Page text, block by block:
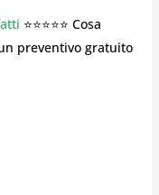
⭐⭐⭐⭐⭐ Cosa
preventivo gratuito